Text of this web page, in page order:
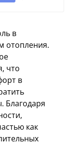
в
отопления.
что
в
Благодаря
как